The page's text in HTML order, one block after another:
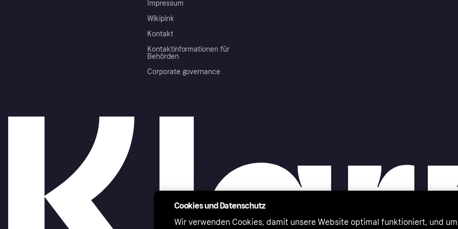
Impressum
Wikipink
Kontakt
Kontaktinformationen für
Behörden
Corporate governance
Cookies und Datenschutz
Wir verwenden Cookies, damit unsere Website optimal funktioniert, und